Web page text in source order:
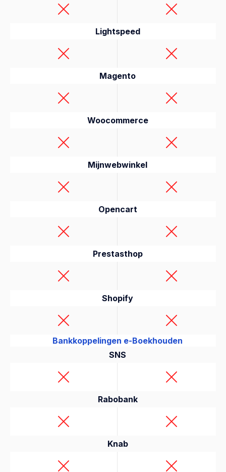
Lightspeed
Magento
Woocommerce
Mijnwebwinkel
Opencart
Prestasthop
Shopify
Bankkoppelingen e-Boekhouden
SNS
Rabobank
Knab